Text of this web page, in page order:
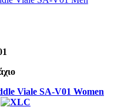
Viale SA-V01 Women